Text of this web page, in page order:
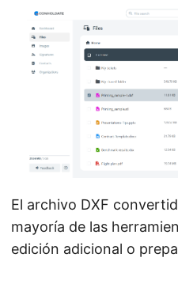
El archivo DXF
mayoría de las
edición adicional o